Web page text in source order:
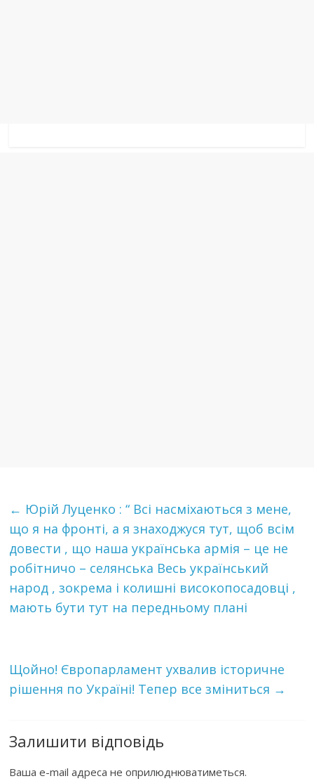
← Юрій Луценко : “ Всі насміхаються з мене,
що я на фронті, а я знаходжуся тут, щоб всім
довести , що наша українська армія – це не
робітничо – селянська Весь український
народ , зокрема і колишні високопосадовці ,
мають бути тут на передньому плані
Щойно! Європарламент ухвалив історичне
рішення по Україні! Тепер все зміниться →
Залишити відповідь
Ваша e-mail адреса не оприлюднюватиметься.